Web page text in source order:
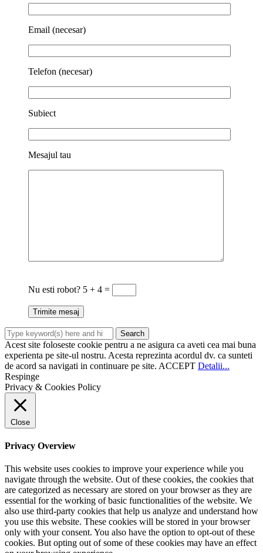
Email (necesar)
Telefon (necesar)
Subiect
Mesajul tau
Nu esti robot? 5 + 4 =
Acest site foloseste cookie pentru a ne asigura ca aveti cea mai buna
experienta pe site-ul nostru. Acesta reprezinta acordul dv. ca sunteti
de acord sa navigati in continuare pe site. ACCEPT Detalii...
Respinge
Privacy & Cookies Policy
Close
Privacy Overview
This website uses cookies to improve your experience while you
navigate through the website. Out of these cookies, the cookies that
are categorized as necessary are stored on your browser as they are
essential for the working of basic functionalities of the website. We
also use third-party cookies that help us analyze and understand how
you use this website. These cookies will be stored in your browser
only with your consent. You also have the option to opt-out of these
cookies. But opting out of some of these cookies may have an effect